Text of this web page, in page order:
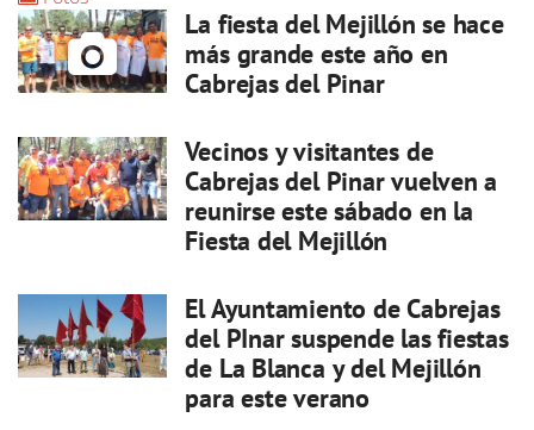
La fiesta del Mejillón se hace
más grande este año en
Cabrejas del Pinar
Vecinos y visitantes de
Cabrejas del Pinar vuelven a
reunirse este sábado en la
Fiesta del Mejillón
El Ayuntamiento de Cabrejas
del PInar suspende las fiestas
de La Blanca y del Mejillón
para este verano